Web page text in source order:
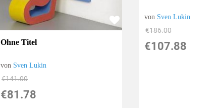
Ohne Titel
von Sven Lukin
€141.00
€81.78
von Sven Lukin
€186.00
€107.88